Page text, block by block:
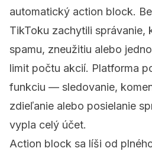
automatický action block.
TikToku zachytili správanie,
spamu, zneužitiu alebo
limit počtu akcií. Platforma
funkciu — sledovanie,
zdieľanie alebo posielanie
vypla celý účet.
Action block sa líši od